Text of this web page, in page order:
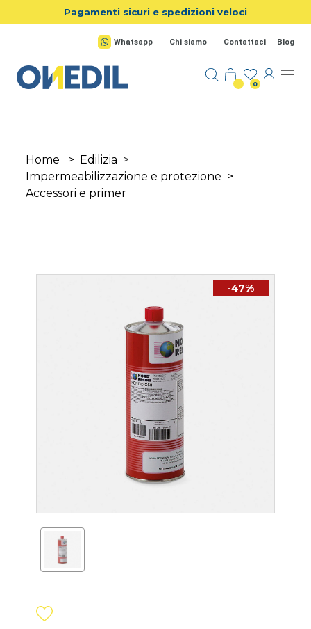
Salta al contenuto principale
Pagamenti sicuri e spedizioni veloci
Whatsapp Chi siamo Contattaci Blog
0
Home > Edilizia >
Impermeabilizzazione e protezione >
Accessori e primer
-47%